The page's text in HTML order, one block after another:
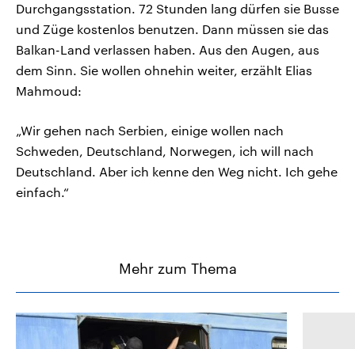
Durchgangsstation. 72 Stunden lang dürfen sie Busse
und Züge kostenlos benutzen. Dann müssen sie das
Balkan-Land verlassen haben. Aus den Augen, aus
dem Sinn. Sie wollen ohnehin weiter, erzählt Elias
Mahmoud:
„Wir gehen nach Serbien, einige wollen nach
Schweden, Deutschland, Norwegen, ich will nach
Deutschland. Aber ich kenne den Weg nicht. Ich gehe
einfach.“
Mehr zum Thema